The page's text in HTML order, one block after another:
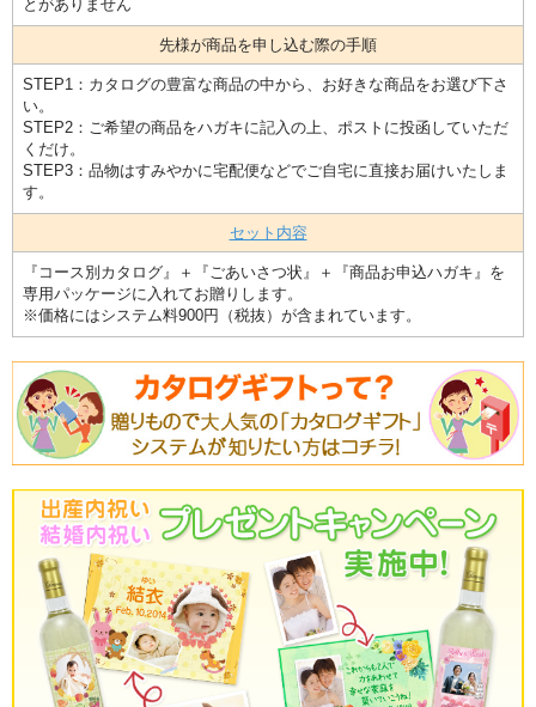
とがありません
先様が商品を申し込む際の手順
STEP1：カタログの豊富な商品の中から、お好きな商品をお選び下さ
い。
STEP2：ご希望の商品をハガキに記入の上、ポストに投函していただ
くだけ。
STEP3：品物はすみやかに宅配便などでご自宅に直接お届けいたしま
す。
セット内容
『コース別カタログ』＋『ごあいさつ状』＋『商品お申込ハガキ』を
専用パッケージに入れてお贈りします。
※価格にはシステム料900円（税抜）が含まれています。